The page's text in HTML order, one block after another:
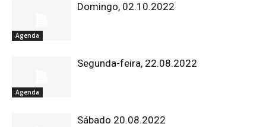
Agenda
Domingo, 02.10.2022
Agenda
Segunda-feira, 22.08.2022
Sábado 20.08.2022